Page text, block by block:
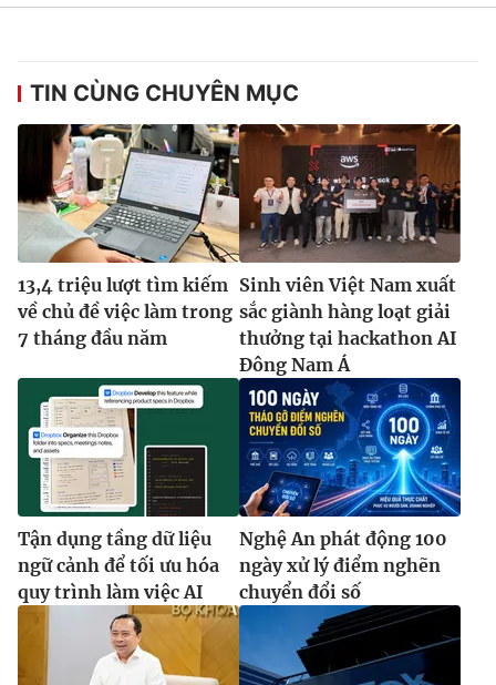
TIN CÙNG CHUYÊN MỤC
13,4 triệu lượt tìm kiếm
về chủ đề việc làm trong
7 tháng đầu năm
Sinh viên Việt Nam xuất
sắc giành hàng loạt giải
thưởng tại hackathon AI
Đông Nam Á
Tận dụng tầng dữ liệu
ngữ cảnh để tối ưu hóa
quy trình làm việc AI
Nghệ An phát động 100
ngày xử lý điểm nghẽn
chuyển đổi số